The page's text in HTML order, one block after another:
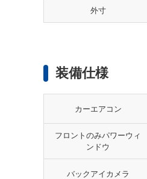
外寸
装備仕様
カーエアコン
フロントのみパワーウィ
ンドウ
バックアイカメラ